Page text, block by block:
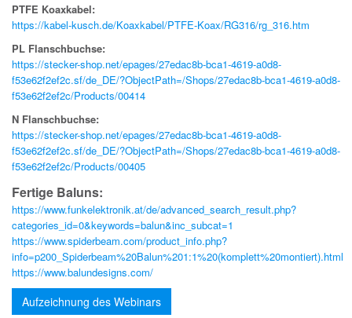
PTFE Koaxkabel:
https://kabel-kusch.de/Koaxkabel/PTFE-Koax/RG316/rg_316.htm
PL Flanschbuchse:
https://stecker-shop.net/epages/27edac8b-bca1-4619-a0d8-
f53e62f2ef2c.sf/de_DE/?ObjectPath=/Shops/27edac8b-bca1-4619-a0d8-
f53e62f2ef2c/Products/00414
N Flanschbuchse:
https://stecker-shop.net/epages/27edac8b-bca1-4619-a0d8-
f53e62f2ef2c.sf/de_DE/?ObjectPath=/Shops/27edac8b-bca1-4619-a0d8-
f53e62f2ef2c/Products/00405
Fertige Baluns:
https://www.funkelektronik.at/de/advanced_search_result.php?
categories_id=0&keywords=balun&inc_subcat=1
https://www.spiderbeam.com/product_info.php?
info=p200_Spiderbeam%20Balun%201:1%20(komplett%20montiert).html
https://www.balundesigns.com/
Aufzeichnung des Webinars